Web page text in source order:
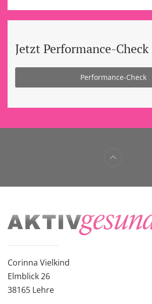
Jetzt Performance-
Performance-Check
Corinna Vielkind
Elmblick 26
38165 Lehre